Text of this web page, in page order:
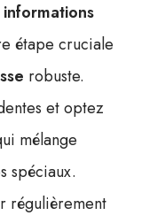
informations
étape cruciale
robuste.
et optez
mélange
spéciaux.
régulièrement